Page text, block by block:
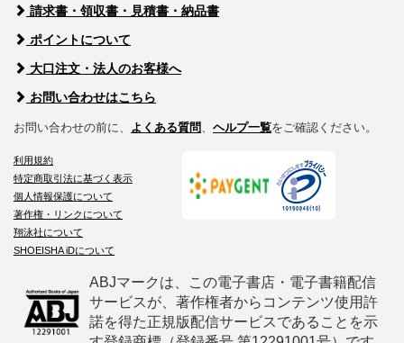
請求書・領収書・見積書・納品書
ポイントについて
大口注文・法人のお客様へ
お問い合わせはこちら
お問い合わせの前に、 よくある質問、 ヘルプ一覧をご確認ください。
利用規約
特定商取引法に基づく表示
個人情報保護について
著作権・リンクについて
翔泳社について
SHOEISHA iDについて
ABJマークは、この電子書店・電子書籍配信
サービスが、著作権者からコンテンツ使用許
諾を得た正規版配信サービスであることを示